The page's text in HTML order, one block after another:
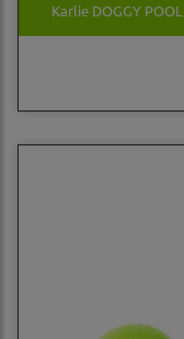
Karlie DOGGY